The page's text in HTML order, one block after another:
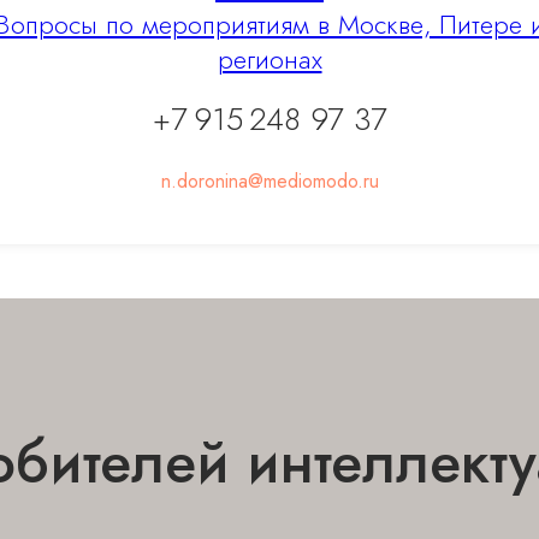
по мероприятиям в Москве, Питере
регионах
+7 915 248 97 37
n.doronina@mediomodo.ru
ПОЛЕЗНАЯ ИНФОРМАЦИЯ